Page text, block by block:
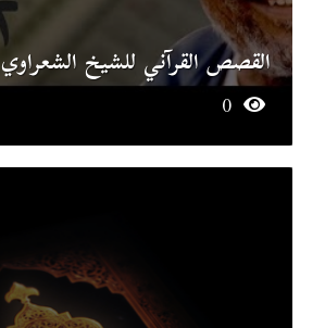
القصص القرآني للشيخ الشعراوي